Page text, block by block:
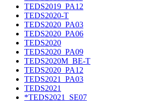
TEDS2019_PA12
TEDS2020-T
TEDS2020_PA03
TEDS2020_PA06
TEDS2020
TEDS2020_PA09
TEDS2020M_BE-T
TEDS2020_PA12
TEDS2021_PA03
TEDS2021
*TEDS2021_SE07